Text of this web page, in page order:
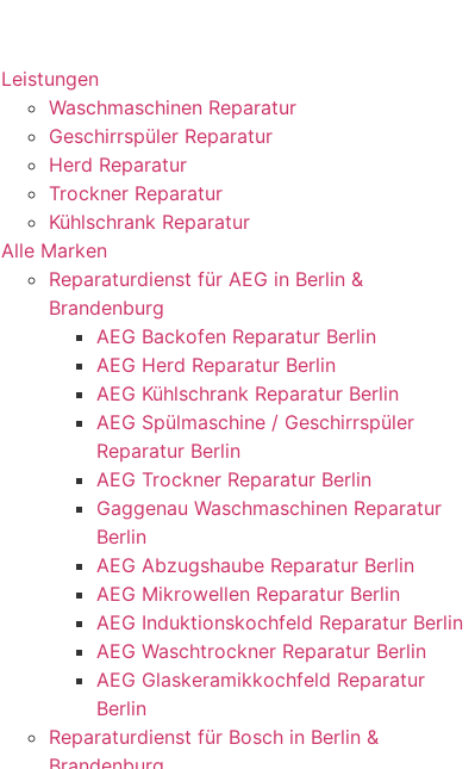
Leistungen
Waschmaschinen Reparatur
Geschirrspüler Reparatur
Herd Reparatur
Trockner Reparatur
Kühlschrank Reparatur
Alle Marken
Reparaturdienst für AEG in Berlin &
Brandenburg
AEG Backofen Reparatur Berlin
AEG Herd Reparatur Berlin
AEG Kühlschrank Reparatur Berlin
AEG Spülmaschine / Geschirrspüler
Reparatur Berlin
AEG Trockner Reparatur Berlin
Gaggenau Waschmaschinen Reparatur
Berlin
AEG Abzugshaube Reparatur Berlin
AEG Mikrowellen Reparatur Berlin
AEG Induktionskochfeld Reparatur Berlin
AEG Waschtrockner Reparatur Berlin
AEG Glaskeramikkochfeld Reparatur
Berlin
Reparaturdienst für Bosch in Berlin &